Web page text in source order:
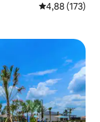
Évaluation
4,88 (173)